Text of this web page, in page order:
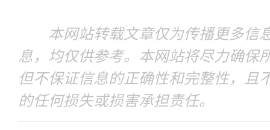
本网站转载文章仅为传播更多信
息，均仅供参考。本网站将尽力确保
但不保证信息的正确性和完整性，且
的任何损失或损害承担责任。